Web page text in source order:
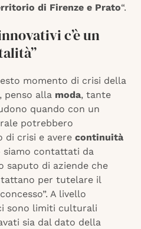
di Firenze e Prato“.
c’è un
momento di crisi della
, penso alla moda, tante
quando con un
potrebbero
di crisi e avere continuità
siamo contattati da
saputo di aziende che
per tutelare il
A livello
sono limiti culturali
sia dal dato della